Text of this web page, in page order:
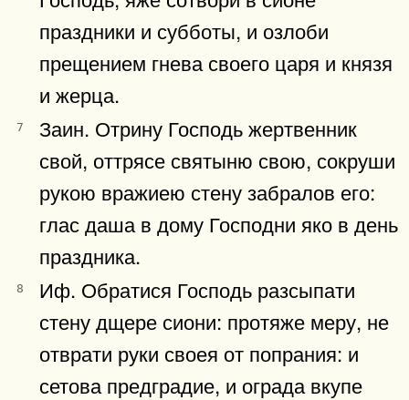
праздники и субботы, и озлоби
прещением гнева своего царя и князя
и жерца.
7
Заин. Отрину Господь жертвенник
свой, оттрясе святыню свою, сокруши
рукою вражиею стену забралов его:
глас даша в дому Господни яко в день
праздника.
8
Иф. Обратися Господь разсыпати
стену дщере сиони: протяже меру, не
отврати руки своея от попрания: и
сетова предградие, и ограда вкупе